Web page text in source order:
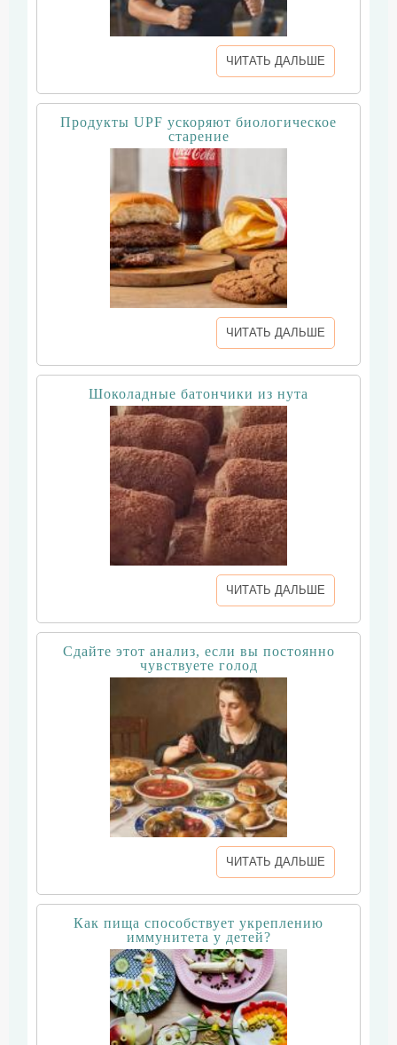
ЧИТАТЬ ДАЛЬШЕ
Продукты UPF ускоряют биологическое
старение
ЧИТАТЬ ДАЛЬШЕ
Шоколадные батончики из нута
ЧИТАТЬ ДАЛЬШЕ
Сдайте этот анализ, если вы постоянно
чувствуете голод
ЧИТАТЬ ДАЛЬШЕ
Как пища способствует укреплению
иммунитета у детей?